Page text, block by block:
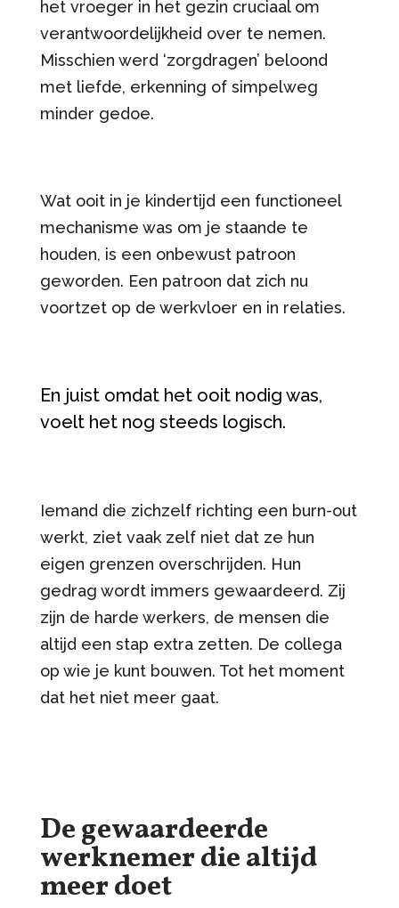
het vroeger in het gezin cruciaal om
verantwoordelijkheid over te nemen.
Misschien werd ‘zorgdragen’ beloond
met liefde, erkenning of simpelweg
minder gedoe.
Wat ooit in je kindertijd een functioneel
mechanisme was om je staande te
houden, is een onbewust patroon
geworden. Een patroon dat zich nu
voortzet op de werkvloer en in relaties.
En juist omdat het ooit nodig was,
voelt het nog steeds logisch.
Iemand die zichzelf richting een burn-out
werkt, ziet vaak zelf niet dat ze hun
eigen grenzen overschrijden. Hun
gedrag wordt immers gewaardeerd. Zij
zijn de harde werkers, de mensen die
altijd een stap extra zetten. De collega
op wie je kunt bouwen. Tot het moment
dat het niet meer gaat.
De gewaardeerde
werknemer die altijd
meer doet